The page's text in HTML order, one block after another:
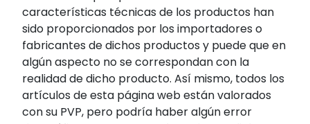
características técnicas de los productos han
sido proporcionados por los importadores o
fabricantes de dichos productos y puede que en
algún aspecto no se correspondan con la
realidad de dicho producto. Así mismo, todos los
artículos de esta página web están valorados
con su PVP, pero podría haber algún error